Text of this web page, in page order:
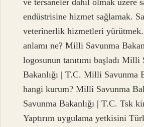
ve tersaneler dahil olmak üzere
endüstrisine hizmet sağlamak.
veterinerlik hizmetleri
anlamı ne? Milli Savunma
logosunun tanıtımı başladı Milli
Bakanlığı | T.C. Milli Savunma
hangi kurum? Milli Savunma
Savunma Bakanlığı | T.C. Tsk
Yaptırım uygulama yetkisini